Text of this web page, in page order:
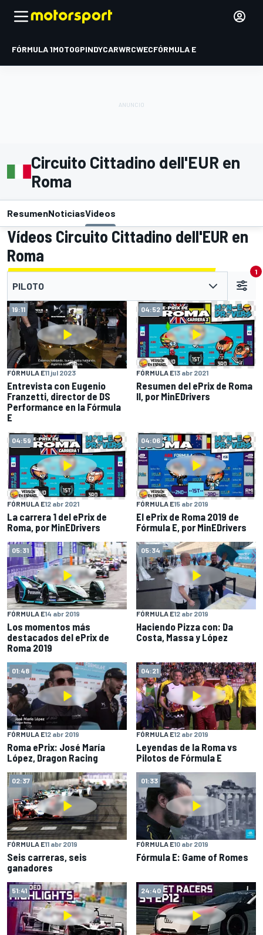
FÓRMULA 1MOTOGPINDYCARWRCWECFÓRMULA E
Circuito Cittadino dell'EUR en
Roma
ResumenNoticiasVideos
Vídeos Circuito Cittadino dell'EUR en
Roma
PILOTO
1
19:11
FÓRMULA E11 jul 2023
Entrevista con Eugenio
Franzetti, director de DS
Performance en la Fórmula
E
04:52
FÓRMULA E13 abr 2021
Resumen del ePrix de Roma
II, por MinEDrivers
04:59
FÓRMULA E12 abr 2021
La carrera 1 del ePrix de
Roma, por MinEDrivers
04:06
FÓRMULA E15 abr 2019
El ePrix de Roma 2019 de
Fórmula E, por MinEDrivers
05:31
FÓRMULA E14 abr 2019
Los momentos más
destacados del ePrix de
Roma 2019
05:34
FÓRMULA E12 abr 2019
Haciendo Pizza con: Da
Costa, Massa y López
01:48
FÓRMULA E12 abr 2019
Roma ePrix: José María
López, Dragon Racing
04:21
FÓRMULA E12 abr 2019
Leyendas de la Roma vs
Pilotos de Fórmula E
02:37
FÓRMULA E11 abr 2019
Seis carreras, seis
ganadores
01:33
FÓRMULA E10 abr 2019
Fórmula E: Game of Romes
51:41 24:40